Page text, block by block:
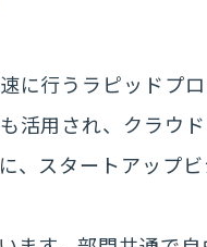
に行うラピッドプ
活用され、クラウ
、スタートアップ